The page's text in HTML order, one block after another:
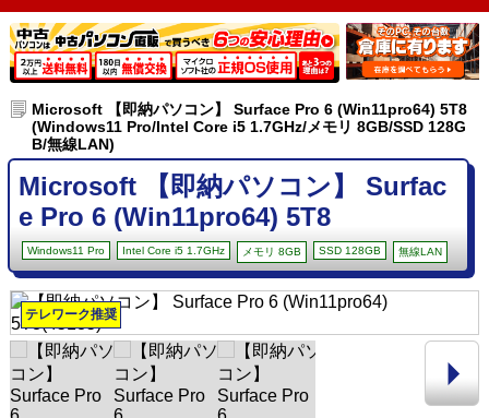
Microsoft 【即納パソコン】 Surface Pro 6 (Win11pro64) 5T8
(Windows11 Pro/Intel Core i5 1.7GHz/メモリ 8GB/SSD 128G
B/無線LAN)
Microsoft 【即納パソコン】 Surfac
e Pro 6 (Win11pro64) 5T8
Windows11 Pro Intel Core i5 1.7GHz メモリ 8GB SSD 128GB 無線LAN
テレワーク推奨